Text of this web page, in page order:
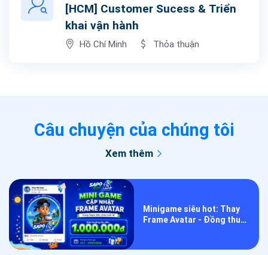
[HCM] Customer Sucess & Triển
khai vận hành
Hồ Chí Minh Thỏa thuận
Câu chuyện của chúng tôi
Xem thêm
Minigame siêu hot: Thay
Frame Avatar - Đồng thuận